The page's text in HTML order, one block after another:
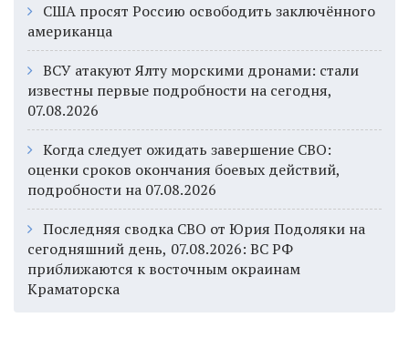
США просят Россию освободить заключённого
американца
ВСУ атакуют Ялту морскими дронами: стали
известны первые подробности на сегодня,
07.08.2026
Когда следует ожидать завершение СВО:
оценки сроков окончания боевых действий,
подробности на 07.08.2026
Последняя сводка СВО от Юрия Подоляки на
сегодняшний день, 07.08.2026: ВС РФ
приближаются к восточным окраинам
Краматорска